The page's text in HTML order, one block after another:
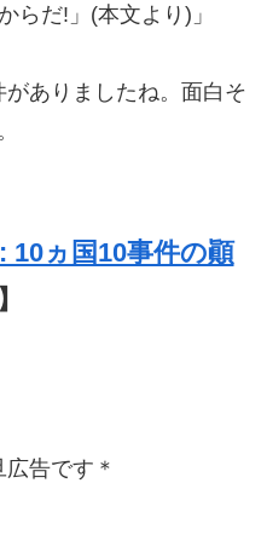
らだ!」(本文より)」
ありましたね。面白そ
10ヵ国10事件の顚
】
広告です＊